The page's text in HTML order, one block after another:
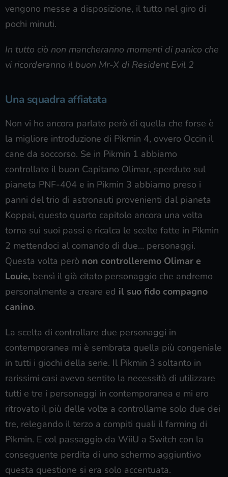
vengono messe a disposizione, il tutto nel giro di
pochi minuti.
In tutto ciò non mancheranno momenti di panico che
vi ricorderanno il buon Mr-X di Resident Evil 2
Una squadra affiatata
Non vi ho ancora parlato però di quella che forse è
la migliore introduzione di Pikmin 4, ovvero Occin il
cane da soccorso. Se in Pikmin 1 abbiamo
controllato il buon Capitano Olimar, sperduto sul
pianeta PNF-404 e in Pikmin 3 abbiamo preso i
panni del trio di astronauti provenienti dal pianeta
Koppai, questo quarto capitolo ancora una volta
torna sui suoi passi e ricalca le scelte fatte in Pikmin
2 mettendoci al comando di due… personaggi.
Questa volta però non controlleremo Olimar e
Louie, bensì il già citato personaggio che andremo
personalmente a creare ed il suo fido compagno
canino.
La scelta di controllare due personaggi in
contemporanea mi è sembrata quella più congeniale
in tutti i giochi della serie. Il Pikmin 3 soltanto in
rarissimi casi avevo sentito la necessità di utilizzare
tutti e tre i personaggi in contemporanea e mi ero
ritrovato il più delle volte a controllarne solo due dei
tre, relegando il terzo a compiti quali il farming di
Pikmin. E col passaggio da WiiU a Switch con la
conseguente perdita di uno schermo aggiuntivo
questa questione si era solo accentuata.